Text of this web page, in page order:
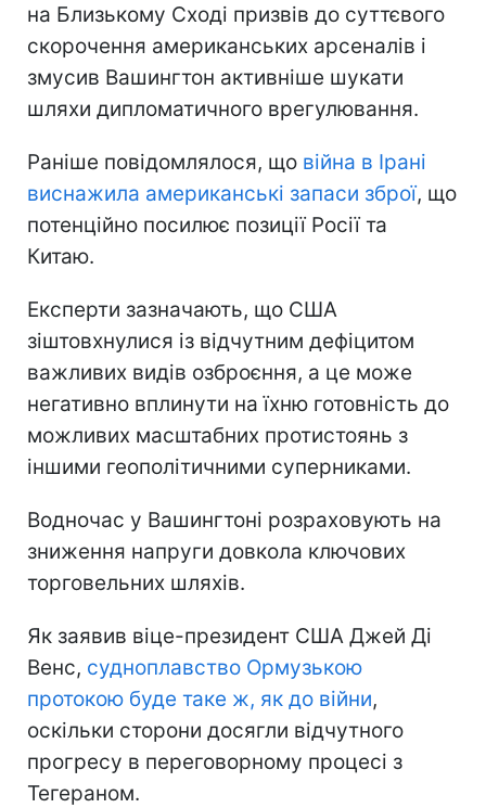
на Близькому Сході призвів до суттєвого
скорочення американських арсеналів і
змусив Вашингтон активніше шукати
шляхи дипломатичного врегулювання.
Раніше повідомлялося, що війна в Ірані
виснажила американські запаси зброї, що
потенційно посилює позиції Росії та
Китаю.
Експерти зазначають, що США
зіштовхнулися із відчутним дефіцитом
важливих видів озброєння, а це може
негативно вплинути на їхню готовність до
можливих масштабних протистоянь з
іншими геополітичними суперниками.
Водночас у Вашингтоні розраховують на
зниження напруги довкола ключових
торговельних шляхів.
Як заявив віце-президент США Джей Ді
Венс, судноплавство Ормузькою
протокою буде таке ж, як до війни,
оскільки сторони досягли відчутного
прогресу в переговорному процесі з
Тегераном.